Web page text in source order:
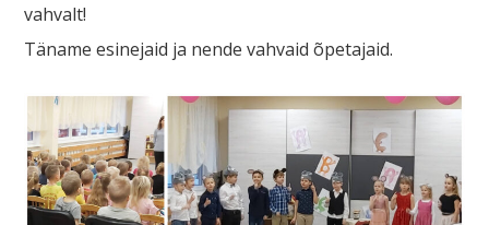
vahvalt!
Täname esinejaid ja nende vahvaid õpetajaid.